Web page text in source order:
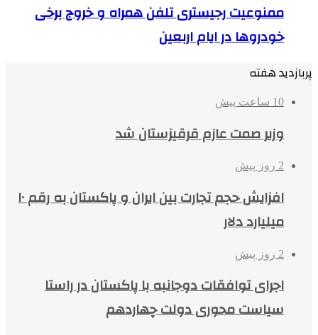
ممنوعیت رجیستری تلفن همراه و خروج برخی
خودروها در ایام اربعین
پربازدید هفته
10 ساعت پیش
وزیر صمت عازم قرقیزستان شد
2 روز پیش
افزایش حجم تجارت بین ایران و پاکستان به رقم ۱۰
میلیارد دلار
2 روز پیش
اجرای توافقات دوجانبه با پاکستان در راستا
سیاست محوری دولت چهاردهم